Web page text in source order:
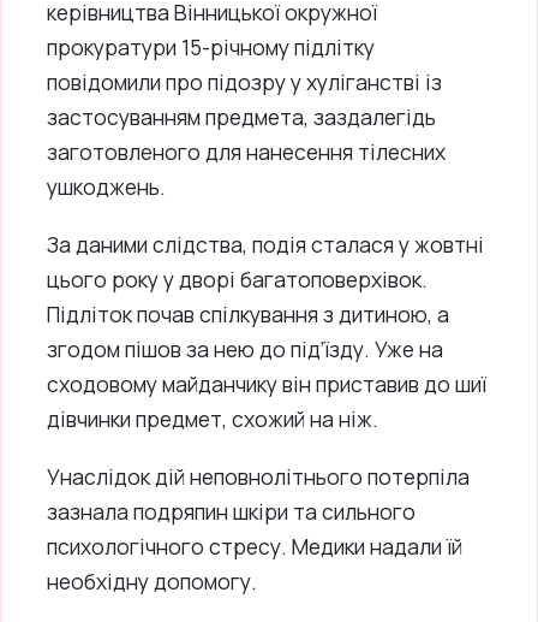
керівництва Вінницької окружної
прокуратури 15-річному підлітку
повідомили про підозру у хуліганстві із
застосуванням предмета, заздалегідь
заготовленого для нанесення тілесних
ушкоджень.
За даними слідства, подія сталася у жовтні
цього року у дворі багатоповерхівок.
Підліток почав спілкування з дитиною, а
згодом пішов за нею до під’їзду. Уже на
сходовому майданчику він приставив до шиї
дівчинки предмет, схожий на ніж.
Унаслідок дій неповнолітнього потерпіла
зазнала подряпин шкіри та сильного
психологічного стресу. Медики надали їй
необхідну допомогу.